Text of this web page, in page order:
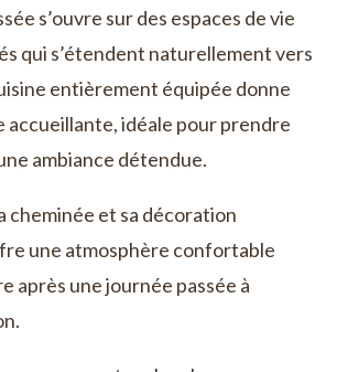
s’ouvre sur des espaces de vie
qui s’étendent naturellement vers
entièrement équipée donne
accueillante, idéale pour prendre
ambiance détendue.
cheminée et sa décoration
une atmosphère confortable
après une journée passée à